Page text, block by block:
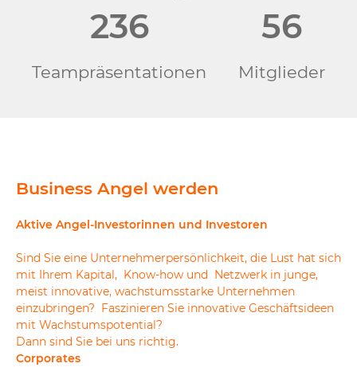
236
Teampräsentationen
56
Mitglieder
Business Angel werden
Aktive Angel-Investorinnen und Investoren
Sind Sie eine Unternehmerpersönlichkeit, die Lust hat sich
mit Ihrem Kapital, Know-how und Netzwerk in junge,
meist innovative, wachstumsstarke Unternehmen
einzubringen? Faszinieren Sie innovative Geschäftsideen
mit Wachstumspotential?
Dann sind Sie bei uns richtig.
Corporates